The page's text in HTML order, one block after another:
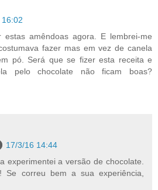
amêndoas agora. E lembrei-me
fazer mas em vez de canela
pó. Será que se fizer esta receita e
pelo chocolate não ficam boas?
17/3/16 14:44
experimentei a versão de chocolate.
Se correu bem a sua experiência,